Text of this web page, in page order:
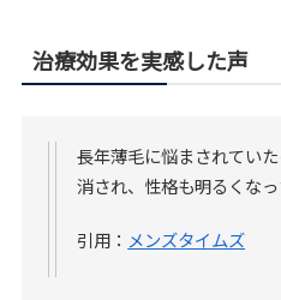
治療効果を実感した声
長年薄毛に悩まされてい
消され、性格も明るくなっ
引用： メンズタイムズ